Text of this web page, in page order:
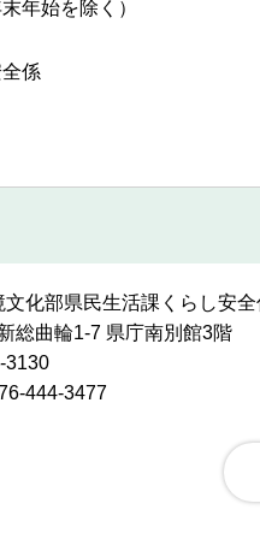
年始を除く）
係
文化部県民生活課くらし安全
総曲輪1-7 県庁南別館3階
3130
444-3477